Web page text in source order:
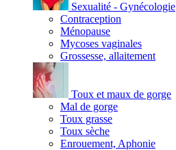
Sexualité - Gynécologie
Contraception
Ménopause
Mycoses vaginales
Grossesse, allaitement
Toux et maux de gorge
Mal de gorge
Toux grasse
Toux sèche
Enrouement, Aphonie